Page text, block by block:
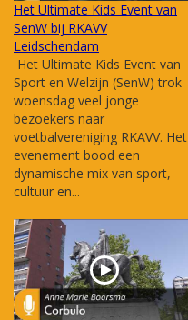
Het Ultimate Kids Event van
SenW bij RKAVV
Leidschendam
Het Ultimate Kids Event van
Sport en Welzijn (SenW) trok
woensdag veel jonge
bezoekers naar
voetbalvereniging RKAVV. Het
evenement bood een
dynamische mix van sport,
cultuur en...